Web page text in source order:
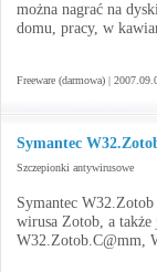
można nagrać na
domu, pracy, w
Freeware (darmowa) |
Symantec
Szczepionki antywirusowe
Symantec
wirusa Zotob, a
W32.Zotob.C@mm,